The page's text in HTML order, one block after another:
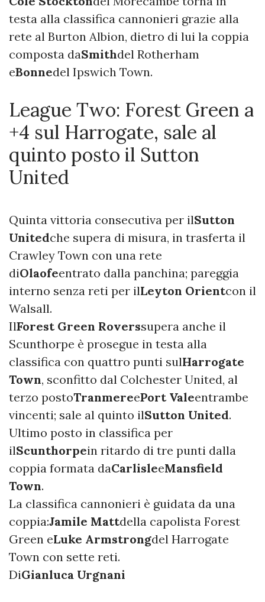
testa alla classifica cannonieri grazie alla
rete al Burton Albion, dietro di lui la coppia
composta daSmithdel Rotherham
eBonnedel Ipswich Town.
League Two: Forest Green a
+4 sul Harrogate, sale al
quinto posto il Sutton
United
Quinta vittoria consecutiva per ilSutton
Unitedche supera di misura, in trasferta il
Crawley Town con una rete
diOlaofeentrato dalla panchina; pareggia
interno senza reti per ilLeyton Orientcon il
Walsall.
IlForest Green Roverssupera anche il
Scunthorpe è prosegue in testa alla
classifica con quattro punti sulHarrogate
Town, sconfitto dal Colchester United, al
terzo postoTranmereePort Valeentrambe
vincenti; sale al quinto ilSutton United.
Ultimo posto in classifica per
ilScunthorpein ritardo di tre punti dalla
coppia formata daCarlisleeMansfield
Town.
La classifica cannonieri è guidata da una
coppia:Jamile Mattdella capolista Forest
Green eLuke Armstrongdel Harrogate
Town con sette reti.
DiGianluca Urgnani